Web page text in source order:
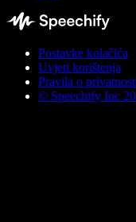
Postavke kolačića
Uvjeti korištenja
Pravila o
© Speechify Inc